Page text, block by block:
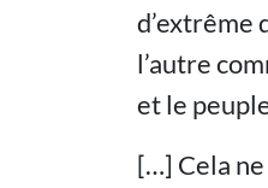
d’extrême
l’autre
et le
[…] Cela ne